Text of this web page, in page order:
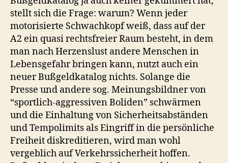
stellt sich die Frage: warum? Wenn jeder
motorisierte Schwachkopf weiß, dass auf der
A2 ein quasi rechtsfreier Raum besteht, in dem
man nach Herzenslust andere Menschen in
Lebensgefahr bringen kann, nutzt auch ein
neuer Bußgeldkatalog nichts. Solange die
Presse und andere sog. Meinungsbildner von
“sportlich-aggressiven Boliden” schwärmen
und die Einhaltung von Sicherheitsabständen
und Tempolimits als Eingriff in die persönliche
Freiheit diskreditieren, wird man wohl
vergeblich auf Verkehrssicherheit hoffen.